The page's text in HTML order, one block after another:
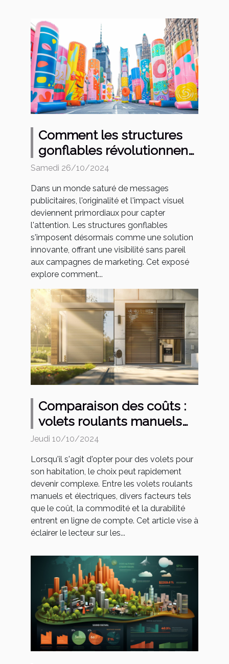
Comment les structures
gonflables révolutionnent
la publicité moderne
Samedi 26/10/2024
Dans un monde saturé de messages
publicitaires, l'originalité et l'impact visuel
deviennent primordiaux pour capter
l'attention. Les structures gonflables
s'imposent désormais comme une solution
innovante, offrant une visibilité sans pareil
aux campagnes de marketing. Cet exposé
explore comment...
Comparaison des coûts :
volets roulants manuels
versus électriques
Jeudi 10/10/2024
Lorsqu'il s'agit d'opter pour des volets pour
son habitation, le choix peut rapidement
devenir complexe. Entre les volets roulants
manuels et électriques, divers facteurs tels
que le coût, la commodité et la durabilité
entrent en ligne de compte. Cet article vise à
éclairer le lecteur sur les...